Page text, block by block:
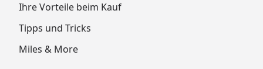
Ihre Vorteile beim Kauf
Tipps und Tricks
Miles & More